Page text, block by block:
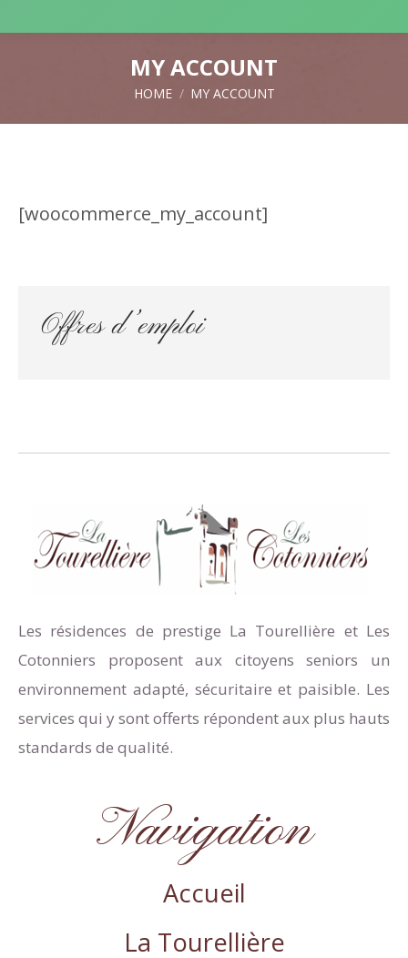
MY ACCOUNT
You are here:
HOME MY ACCOUNT
[woocommerce_my_account]
Offres d’emploi
Les résidences de prestige La Tourellière et Les
Cotonniers proposent aux citoyens seniors un
environnement adapté, sécuritaire et paisible. Les
services qui y sont offerts répondent aux plus hauts
standards de qualité.
Navigation
Accueil
La Tourellière
Find us on:
opens
in